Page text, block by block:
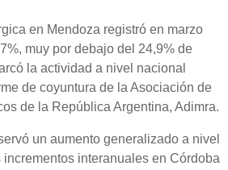
en Mendoza registró en marzo
muy por debajo del 24,9% de
la actividad a nivel nacional
de coyuntura de la Asociación de
de la República Argentina, Adimra.
un aumento generalizado a nivel
interanuales en Córdoba